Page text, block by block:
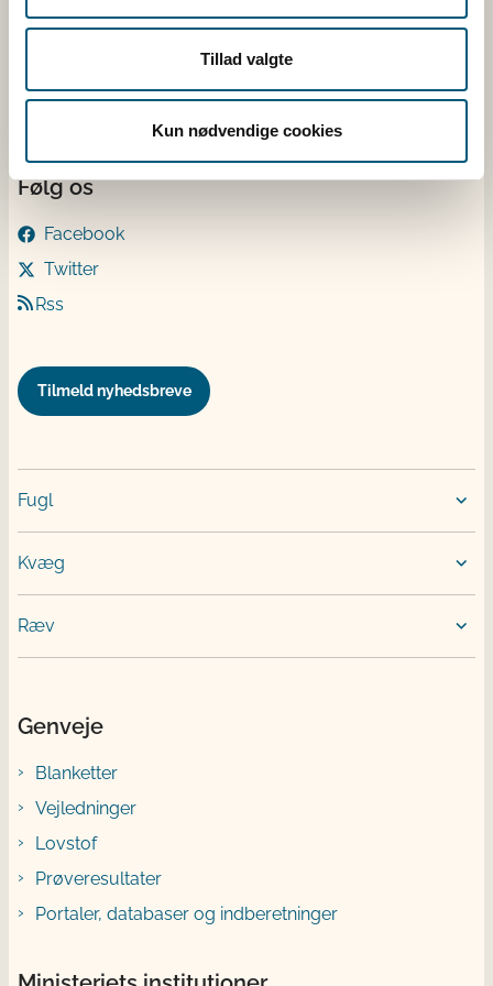
Tillad valgte
Kun nødvendige cookies
Mandag - torsdag: 9 - 16
Følg os
Facebook
Twitter
Rss
Tilmeld nyhedsbreve
Fugl
Kvæg
Ræv
Genveje
Blanketter
Vejledninger
Lovstof
Prøveresultater
Portaler, databaser og indberetninger